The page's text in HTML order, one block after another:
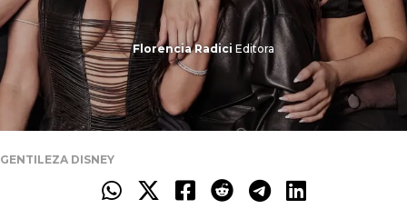
Florencia Radici Editora
GENTILEZA DISNEY